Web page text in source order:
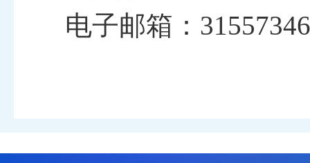
电子邮箱：